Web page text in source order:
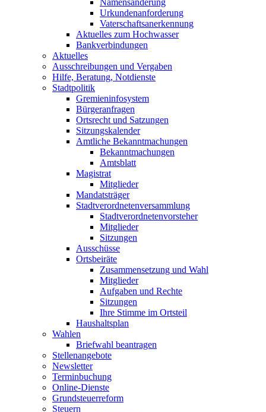
Namensänderung
Urkundenanforderung
Vaterschaftsanerkennung
Aktuelles zum Hochwasser
Bankverbindungen
Aktuelles
Ausschreibungen und Vergaben
Hilfe, Beratung, Notdienste
Stadtpolitik
Gremieninfosystem
Bürgeranfragen
Ortsrecht und Satzungen
Sitzungskalender
Amtliche Bekanntmachungen
Bekanntmachungen
Amtsblatt
Magistrat
Mitglieder
Mandatsträger
Stadtverordnetenversammlung
Stadtverordnetenvorsteher
Mitglieder
Sitzungen
Ausschüsse
Ortsbeiräte
Zusammensetzung und Wahl
Mitglieder
Aufgaben und Rechte
Sitzungen
Ihre Stimme im Ortsteil
Haushaltsplan
Wahlen
Briefwahl beantragen
Stellenangebote
Newsletter
Terminbuchung
Online-Dienste
Grundsteuerreform
Steuern